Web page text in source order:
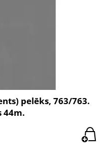
pelēks, 763/763.
44m.